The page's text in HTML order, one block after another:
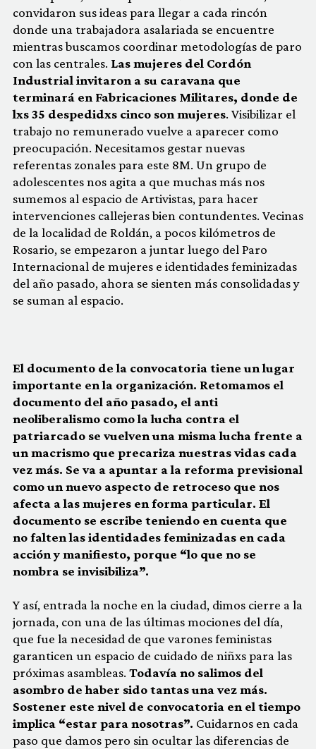
convidaron sus ideas para llegar a cada rincón
donde una trabajadora asalariada se encuentre
mientras buscamos coordinar metodologías de paro
con las centrales. Las mujeres del Cordón
Industrial invitaron a su caravana que
terminará en Fabricaciones Militares, donde de
lxs 35 despedidxs cinco son mujeres. Visibilizar el
trabajo no remunerado vuelve a aparecer como
preocupación. Necesitamos gestar nuevas
referentas zonales para este 8M. Un grupo de
adolescentes nos agita a que muchas más nos
sumemos al espacio de Artivistas, para hacer
intervenciones callejeras bien contundentes. Vecinas
de la localidad de Roldán, a pocos kilómetros de
Rosario, se empezaron a juntar luego del Paro
Internacional de mujeres e identidades feminizadas
del año pasado, ahora se sienten más consolidadas y
se suman al espacio.
El documento de la convocatoria tiene un lugar
importante en la organización. Retomamos el
documento del año pasado, el anti
neoliberalismo como la lucha contra el
patriarcado se vuelven una misma lucha frente a
un macrismo que precariza nuestras vidas cada
vez más. Se va a apuntar a la reforma previsional
como un nuevo aspecto de retroceso que nos
afecta a las mujeres en forma particular. El
documento se escribe teniendo en cuenta que
no falten las identidades feminizadas en cada
acción y manifiesto, porque “lo que no se
nombra se invisibiliza”.
Y así, entrada la noche en la ciudad, dimos cierre a la
jornada, con una de las últimas mociones del día,
que fue la necesidad de que varones feministas
garanticen un espacio de cuidado de niñxs para las
próximas asambleas. Todavía no salimos del
asombro de haber sido tantas una vez más.
Sostener este nivel de convocatoria en el tiempo
implica “estar para nosotras”. Cuidarnos en cada
paso que damos pero sin ocultar las diferencias de